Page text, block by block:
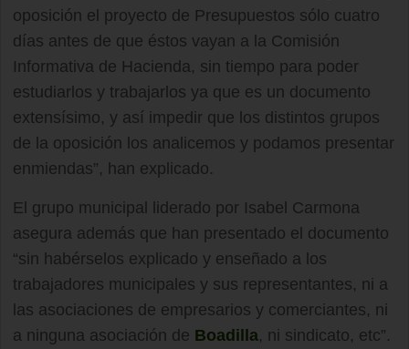
oposición el proyecto de Presupuestos sólo cuatro
días antes de que éstos vayan a la Comisión
Informativa de Hacienda, sin tiempo para poder
estudiarlos y trabajarlos ya que es un documento
extensísimo, y así impedir que los distintos grupos
de la oposición los analicemos y podamos presentar
enmiendas”, han explicado.
El grupo municipal liderado por Isabel Carmona
asegura además que han presentado el documento
“sin habérselos explicado y enseñado a los
trabajadores municipales y sus representantes, ni a
las asociaciones de empresarios y comerciantes, ni
a ninguna asociación de Boadilla, ni sindicato, etc”.